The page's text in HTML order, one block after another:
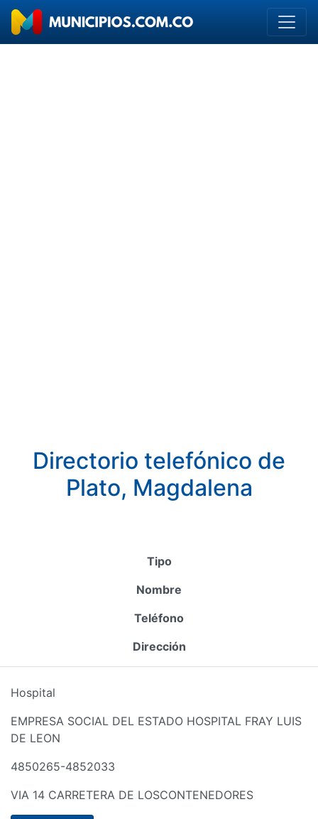
Directorio telefónico de
Plato, Magdalena
Tipo
Nombre
Teléfono
Dirección
Hospital
EMPRESA SOCIAL DEL ESTADO HOSPITAL FRAY LUIS
DE LEON
4850265-4852033
VIA 14 CARRETERA DE LOSCONTENEDORES